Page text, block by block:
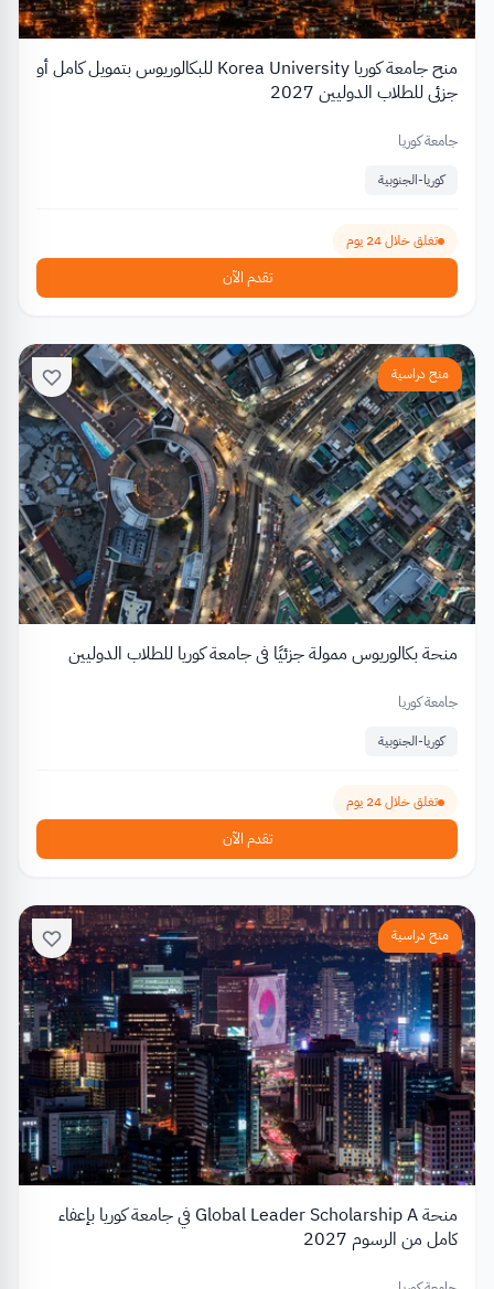
منح جامعة كوريا Korea University للبكالوريوس بتمويل كامل أو
جزئي للطلاب الدوليين 2027
جامعة كوريا
كوريا-الجنوبية
تغلق خلال 24 يوم
تقدم الآن
منح دراسية
منحة بكالوريوس ممولة جزئيًا في جامعة كوريا للطلاب الدوليين
جامعة كوريا
كوريا-الجنوبية
تغلق خلال 24 يوم
تقدم الآن
منح دراسية
منحة Global Leader Scholarship A في جامعة كوريا بإعفاء
كامل من الرسوم 2027